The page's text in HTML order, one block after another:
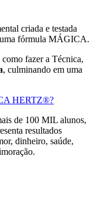
criada e testada
fórmula MÁGICA.
fazer a Técnica,
, culminando em uma
HERTZ®?
de 100 MIL alunos,
resultados
dinheiro, saúde,